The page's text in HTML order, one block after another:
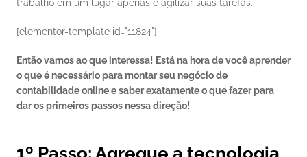
trabalho em um lugar apenas e agilizar suas tarefas.
[elementor-template id="11824"]
Então vamos ao que interessa! Está na hora de você aprender
o que é necessário para montar seu negócio de
contabilidade online e saber exatamente o que fazer para
dar os primeiros passos nessa direção!
1º Passo: Agregue a tecnologia